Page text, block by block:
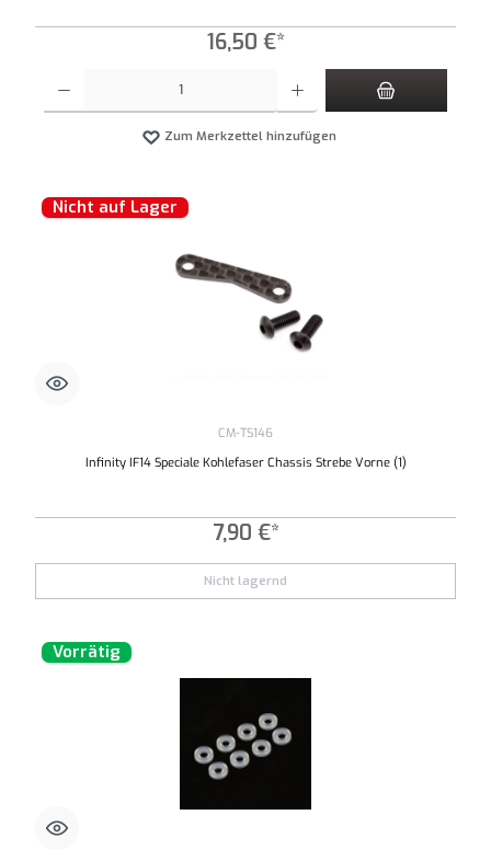
16,50 €*
Zum Merkzettel hinzufügen
Nicht auf Lager
CM-TS146
Infinity IF14 Speciale Kohlefaser Chassis Strebe Vorne (1)
7,90 €*
Nicht lagernd
Vorrätig